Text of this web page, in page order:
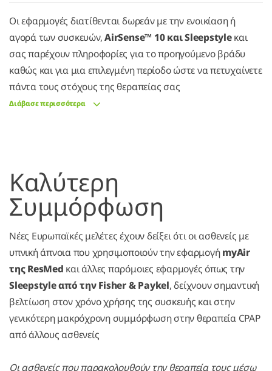
Οι εφαρμογές διατίθενται δωρεάν με την ενοικίαση ή
αγορά των συσκευών,AirSense™ 10 και Sleepstyleκαι
σας παρέχουν πληροφορίες για το προηγούμενο βράδυ
καθώς και για μια επιλεγμένη περίοδο ώστε να πετυχαίνετε
πάντα τους στόχους της θεραπείας σας
Διάβασε περισσότερα
Καλύτερη
Συμμόρφωση
Νέες Ευρωπαϊκές μελέτες έχουν δείξει ότι οι ασθενείς με
υπνική άπνοια που χρησιμοποιούν την εφαρμογήmyAir
της ResMed και άλλες παρόμοιες εφαρμογές όπως την
Sleepstyle από την Fisher & Paykel, δείχνουν σημαντική
βελτίωση στον χρόνο χρήσης της συσκευής και στην
γενικότερη μακρόχρονη συμμόρφωση στην θεραπεία CPAP
από άλλους ασθενείς
Οι ασθενείς που παρακολουθούν την θεραπεία τους μέσω